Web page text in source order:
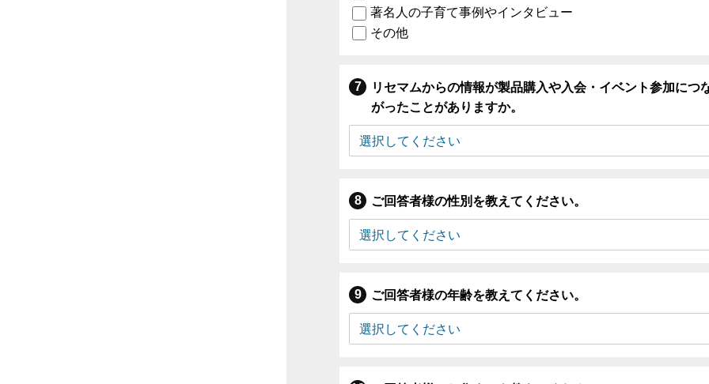
著名人の子育て事例やインタビュー
その他
リセマムからの情報が製品購入や入会・イベント参加につ
がったことがありますか。
ご回答者様の性別を教えてください。
ご回答者様の年齢を教えてください。